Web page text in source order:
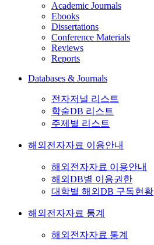
Academic Journals
Ebooks
Dissertations
Conference Materials
Reviews
Reports
Databases & Journals
전자저널 리스트
학술DB 리스트
주제별 리스트
해외전자자료 이용안내
해외전자자료 이용안내
해외DB별 이용권한
대학별 해외DB 구독현황
해외전자자료 통계
해외전자자료 통계